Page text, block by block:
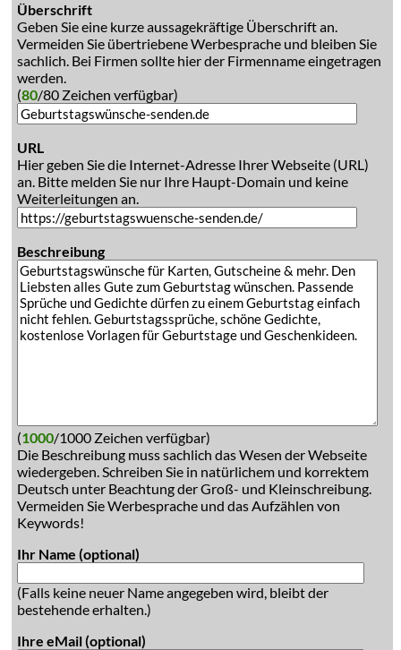
Überschrift
Geben Sie eine kurze aussagekräftige Überschrift an.
Vermeiden Sie übertriebene Werbesprache und bleiben Sie
sachlich. Bei Firmen sollte hier der Firmenname eingetragen
werden.
(80/80 Zeichen verfügbar)
URL
Hier geben Sie die Internet-Adresse Ihrer Webseite (URL)
an. Bitte melden Sie nur Ihre Haupt-Domain und keine
Weiterleitungen an.
Beschreibung
(1000/1000 Zeichen verfügbar)
Die Beschreibung muss sachlich das Wesen der Webseite
wiedergeben. Schreiben Sie in natürlichem und korrektem
Deutsch unter Beachtung der Groß- und Kleinschreibung.
Vermeiden Sie Werbesprache und das Aufzählen von
Keywords!
Ihr Name (optional)
(Falls keine neuer Name angegeben wird, bleibt der
bestehende erhalten.)
Ihre eMail (optional)